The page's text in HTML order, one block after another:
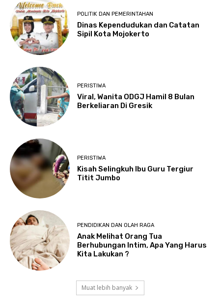
POLITIK DAN PEMERINTAHAN
Dinas Kependudukan dan Catatan
Sipil Kota Mojokerto
PERISTIWA
Viral, Wanita ODGJ Hamil 8 Bulan
Berkeliaran Di Gresik
PERISTIWA
Kisah Selingkuh Ibu Guru Tergiur
Titit Jumbo
PENDIDIKAN DAN OLAH RAGA
Anak Melihat Orang Tua
Berhubungan Intim, Apa Yang Harus
Kita Lakukan ?
Muat lebih banyak